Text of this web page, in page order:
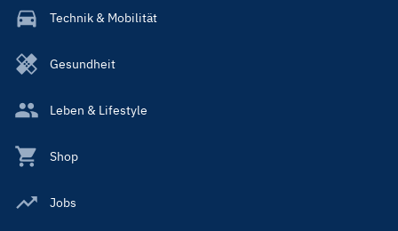
Technik & Mobilität
Gesundheit
Leben & Lifestyle
Shop
Jobs